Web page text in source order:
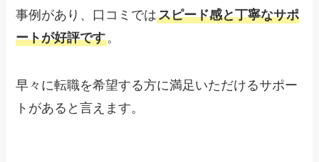
事例があり、口コミではスピード感と丁寧なサポ
ートが好評です。
早々に転職を希望する方に満足いただけるサポー
トがあると言えます。